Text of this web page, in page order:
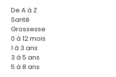
De A à Z
Santé
Grossesse
0 à 12 mois
1 à 3 ans
3 à 5 ans
5 à 8 ans